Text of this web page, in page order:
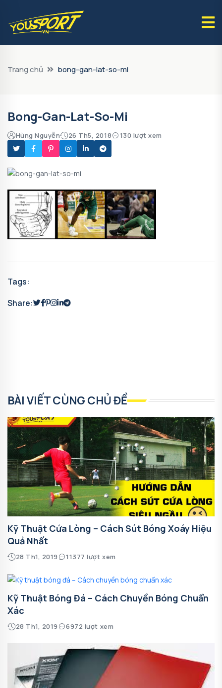
Trang chủ bong-gan-lat-so-mi
Bong-Gan-Lat-So-Mi
Hùng Nguyễn 26 Th5, 2018 130 lượt xem
Tags:
Share:
BÀI VIẾT CÙNG CHỦ ĐỀ
Kỹ Thuật Cứa Lòng – Cách Sút Bóng Xoáy Hiệu
Quả Nhất
28 Th1, 2019 11377 lượt xem
Kỹ Thuật Bóng Đá – Cách Chuyền Bóng Chuẩn
Xác
28 Th1, 2019 6972 lượt xem